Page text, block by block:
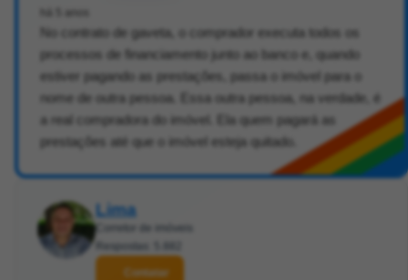
há 5 anos
No contrato de gaveta, o comprador executa todos os
processos de financiamento junto ao banco e, quando
estiver pagando as prestações, passa o imóvel para o
nome de outra pessoa. Essa outra pessoa, na verdade, é
a real compradora do imóvel. Ela quem pagará as
prestações até que o imóvel esteja quitado.
Lima
Corretor de imóveis
Respostas: 5.882
Contatar